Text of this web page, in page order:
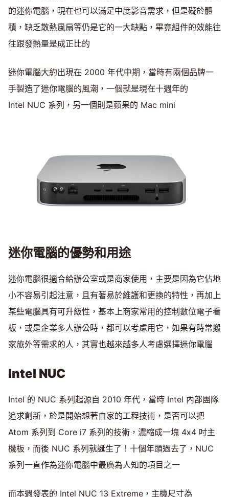
的迷你電腦，現在也可以滿足中度影音需求，但是礙於體
積，缺乏散熱風扇等仍是它的一大缺點，畢竟組件的效能往
往跟發熱量是成正比的
迷你電腦大約出現在 2000 年代中期，當時有兩個品牌一
手製造了迷你電腦的風潮，一個就是現在十週年的
Intel NUC 系列，另一個則是蘋果的 Mac mini
迷你電腦的優勢和用途
迷你電腦很適合給辦公室或是商家使用，主要是因為它佔地
小不容易引起注意，且有著易於維護和更換的特性，再加上
某些電腦具有可升級性，基本上商家常用的控制數位電子看
板，或是企業多人辦公時，都可以考慮用它，如果有時常搬
家旅外等需求的人，其實也越來越多人考慮選擇迷你電腦
Intel NUC
Intel 的 NUC 系列起源自 2010 年代，當時 Intel 內部團隊
追求創新，於是開始想著自家的工程技術，是否可以把
Atom 系列到 Core i7 系列的技術，濃縮成一塊 4x4 吋主
機板，而後 NUC 系列就誕生了！十個年頭過去了，NUC
系列一直作為迷你電腦中最廣為人知的項目之一
而本週發表的 Intel NUC 13 Extreme，主機尺寸為